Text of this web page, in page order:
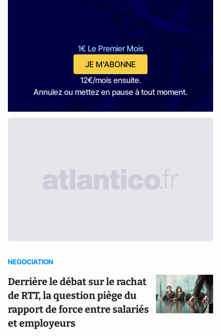
1€ Le Premier Mois
JE M'ABONNE
12€/mois ensuite.
Annulez ou mettez en pause à tout moment.
NEGOCIATION
Derrière le débat sur le rachat
de RTT, la question piège du
rapport de force entre salariés
et employeurs